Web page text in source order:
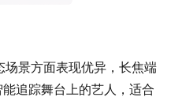
景方面表现优异，长焦端
追踪舞台上的艺人，适合